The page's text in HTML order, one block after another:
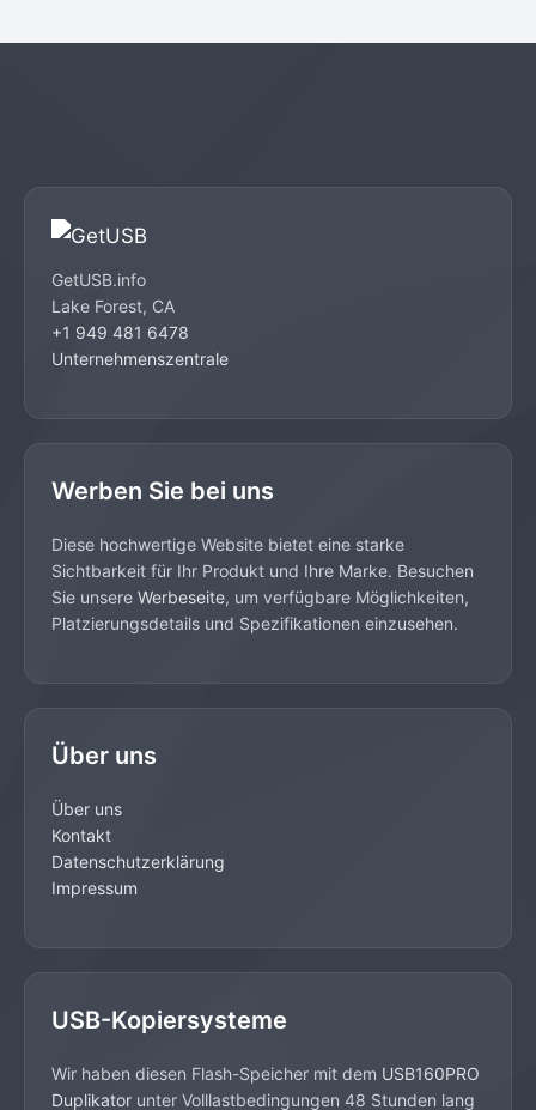
GetUSB.info
Lake Forest, CA
+1 949 481 6478
Unternehmenszentrale
Werben Sie bei uns
Diese hochwertige Website bietet eine starke
Sichtbarkeit für Ihr Produkt und Ihre Marke. Besuchen
Sie unsere Werbeseite, um verfügbare Möglichkeiten,
Platzierungsdetails und Spezifikationen einzusehen.
Über uns
Über uns
Kontakt
Datenschutzerklärung
Impressum
USB-Kopiersysteme
Wir haben diesen Flash-Speicher mit dem USB160PRO
Duplikator unter Volllastbedingungen 48 Stunden lang